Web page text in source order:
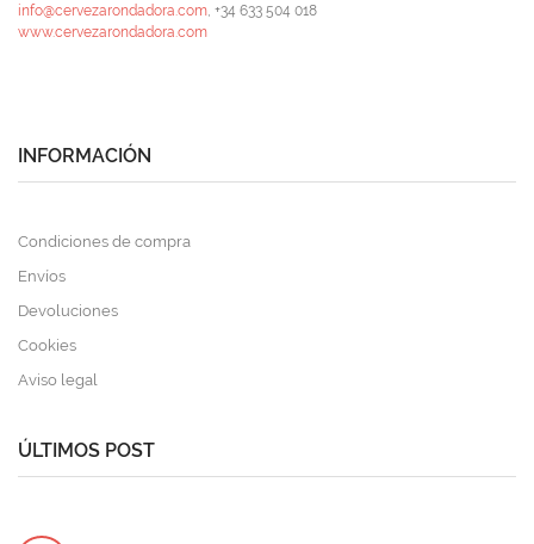
info@cervezarondadora.com, +34 633 504 018
www.cervezarondadora.com
INFORMACIÓN
Condiciones de compra
Envíos
Devoluciones
Cookies
Aviso legal
ÚLTIMOS POST